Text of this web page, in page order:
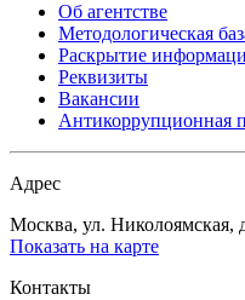
Об агентстве
Методологическая
Раскрытие
Реквизиты
Вакансии
Антикоррупционная
Адрес
Москва, ул. Николоямская,
Показать на карте
Контакты